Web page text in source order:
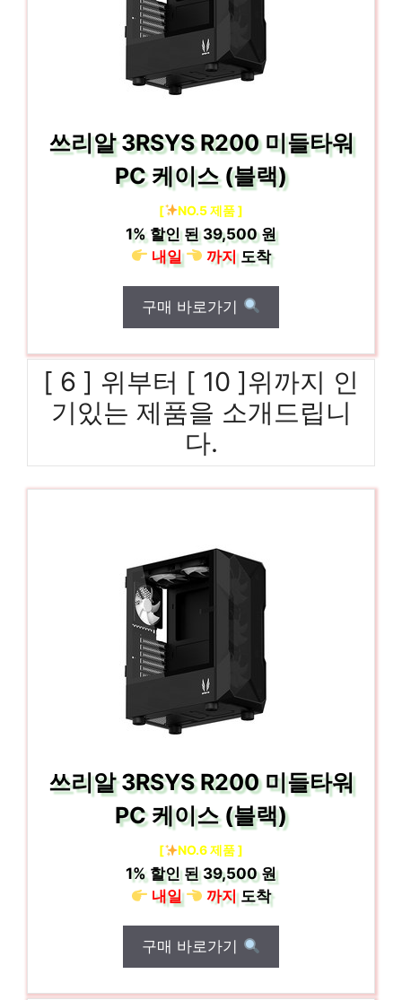
쓰리알 3RSYS R200 미들타워
PC 케이스 (블랙)
[ NO.5 제품 ]
1% 할인 된39,500 원
내일
까지도착
구매 바로가기
[ 6 ] 위부터 [ 10 ]위까지 인
기있는 제품을 소개드립니
다.
쓰리알 3RSYS R200 미들타워
PC 케이스 (블랙)
[ NO.6 제품 ]
1%할인 된39,500 원
내일
까지도착
구매 바로가기